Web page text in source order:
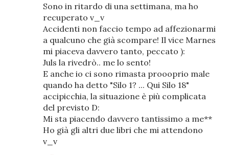
Sono in ritardo di una settimana, ma ho
recuperato v_v
Accidenti non faccio tempo ad affezionarmi
a qualcuno che già scompare! Il vice Marnes
mi piaceva davvero tanto, peccato ):
Juls la rivedrò.. me lo sento!
E anche io ci sono rimasta proooprio male
quando ha detto "Silo 1? ... Qui Silo 18"
accipicchia, la situazione è più complicata
del previsto D:
Mi sta piacendo davvero tantissimo a me**
Ho già gli altri due libri che mi attendono
v_v